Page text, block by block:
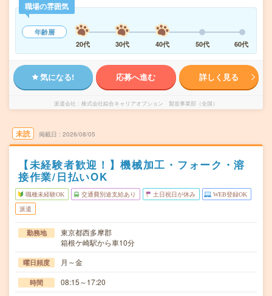
職場の雰囲気
年齢層
20代
30代 40代 50代 60代
気になる! 応募へ進む 詳しく見る
派遣会社 株式会社綜合キャリアオプション 製造事業部（全国）
未読 掲載日 2026/08/05
【未経験者歓迎！】機械加工・フォーク・溶
接作業/日払いOK
職種未経験OK 交通費別途支給あり 土日祝日が休み WEB登録OK
派遣
勤務地
東京都西多摩郡
箱根ケ崎駅から車10分
曜日頻度 月～金
時間 08:15～17:20